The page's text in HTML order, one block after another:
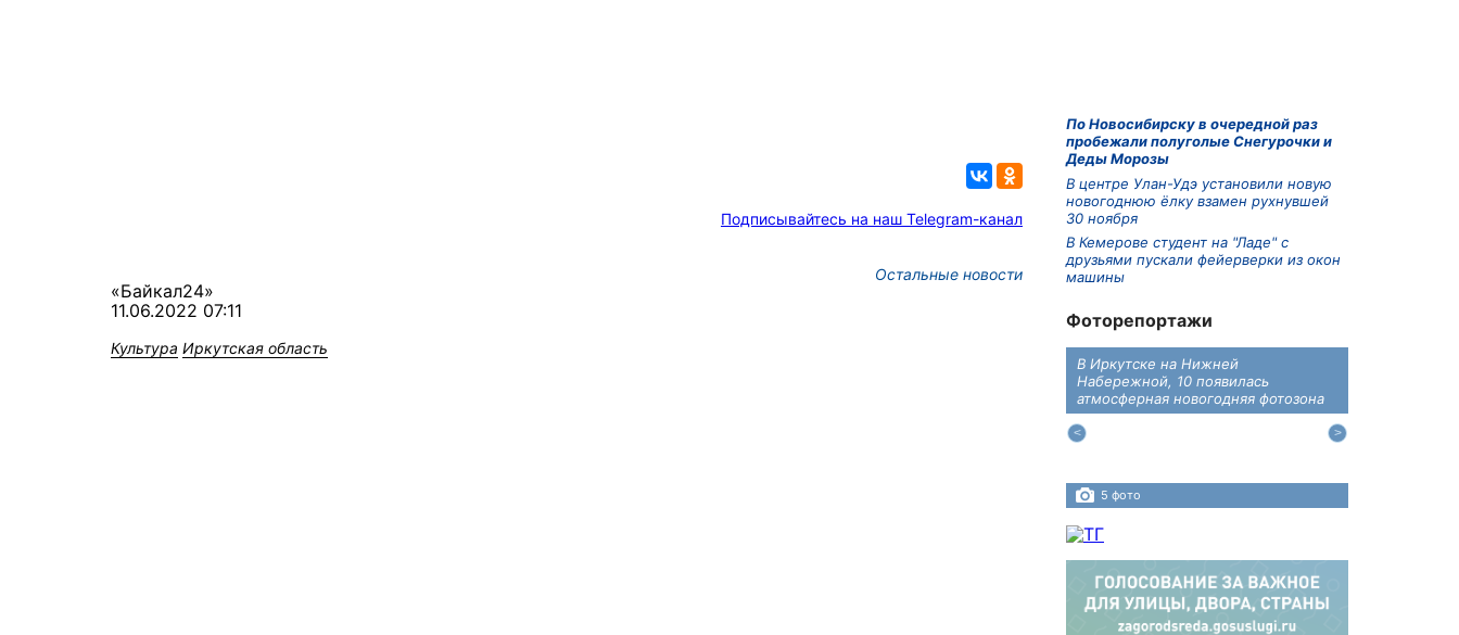
Подписывайтесь на наш Telegram-канал
Остальные новости
«Байкал24»
11.06.2022 07:11
Культура Иркутская область
По Новосибирску в очередной раз
пробежали полуголые Снегурочки и
Деды Морозы
В центре Улан-Удэ установили новую
новогоднюю ёлку взамен рухнувшей
30 ноября
В Кемерове студент на "Ладе" с
друзьями пускали фейерверки из окон
машины
Фоторепортажи
В Иркутске на Нижней
Набережной, 10 появилась
атмосферная новогодняя фотозона
5 фото